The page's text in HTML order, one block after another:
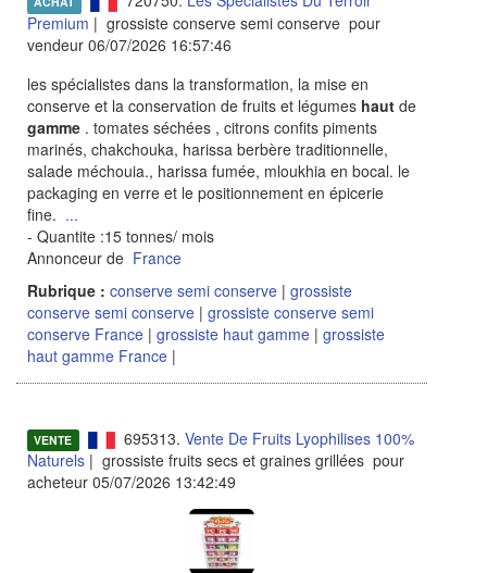
Premium | grossiste conserve semi conserve pour
vendeur 06/07/2026 16:57:46
les spécialistes dans la transformation, la mise en
conserve et la conservation de fruits et légumes haut de
gamme . tomates séchées , citrons confits piments
marinés, chakchouka, harissa berbère traditionnelle,
salade méchouia., harissa fumée, mloukhia en bocal. le
packaging en verre et le positionnement en épicerie
fine. ...
- Quantite :15 tonnes/ mois
Annonceur de France
Rubrique : conserve semi conserve | grossiste
conserve semi conserve | grossiste conserve semi
conserve France | grossiste haut gamme | grossiste
haut gamme France |
VENTE 695313. Vente De Fruits Lyophilises 100%
Naturels | grossiste fruits secs et graines grillées pour
acheteur 05/07/2026 13:42:49